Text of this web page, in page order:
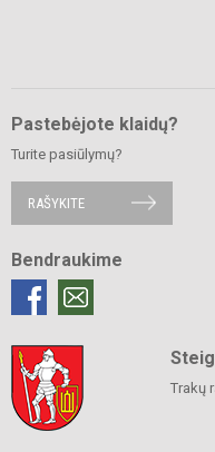
Pastebėjote klaidų?
Turite pasiūlymų?
RAŠYKITE
Bendraukime
Trakų